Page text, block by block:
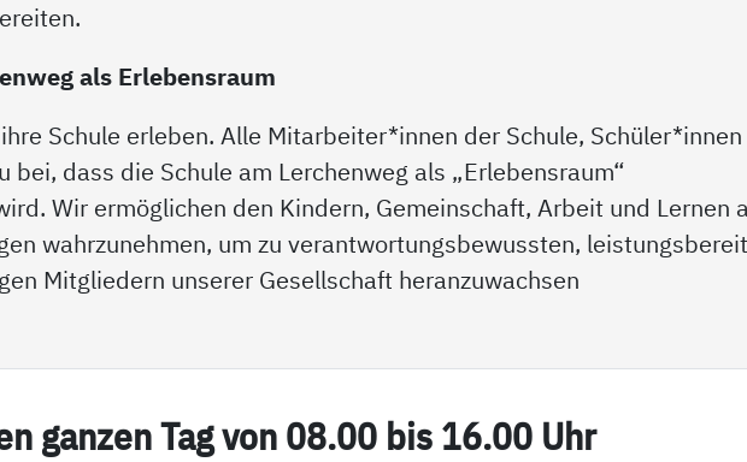
als Erlebensraum
Schule erleben. Alle Mitarbeiter*innen der Schule,
bei, dass die Schule am Lerchenweg als „Erlebensraum“
Wir ermöglichen den Kindern, Gemeinschaft, Arbeit und Lernen
wahrzunehmen, um zu verantwortungsbewussten,
Mitgliedern unserer Gesellschaft heranzuwachsen
gan­zen Tag von 08.00 bis 16.00 Uhr